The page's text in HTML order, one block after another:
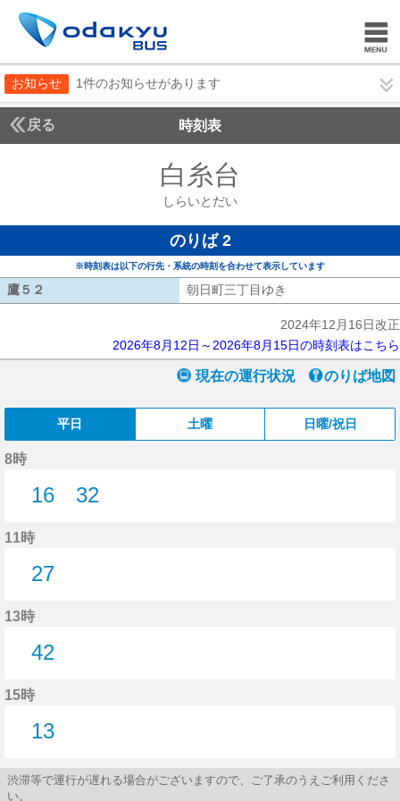
お知らせ 1件のお知らせがあります
戻る 時刻表
白糸台
しらいとだい
のりば 2
※時刻表は以下の行先・系統の時刻を合わせて表示しています
鷹５２ 朝日町三丁目ゆき
2024年12月16日改正
2026年8月12日～2026年8月15日の時刻表はこちら
現在の運行状況 のりば地図
平日 土曜 日曜/祝日
8時
16
32
11時
27
13時
42
15時
13
渋滞等で運行が遅れる場合がございますので、ご了承のうえご利用くださ
い。